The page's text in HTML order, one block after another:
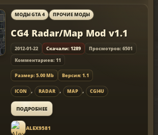
МОДЫ GTA 4 ПРОЧИЕ МОДЫ
CG4 Radar/Map Mod v1.1
2012-01-22 Скачали: 1289
Просмотров: 6501
Комментариев: 11
Размер: 5.00 Mb Версия: 1.1
ICON , RADAR , MAP , CGI4U
ПОДРОБНЕЕ
ALEX9581